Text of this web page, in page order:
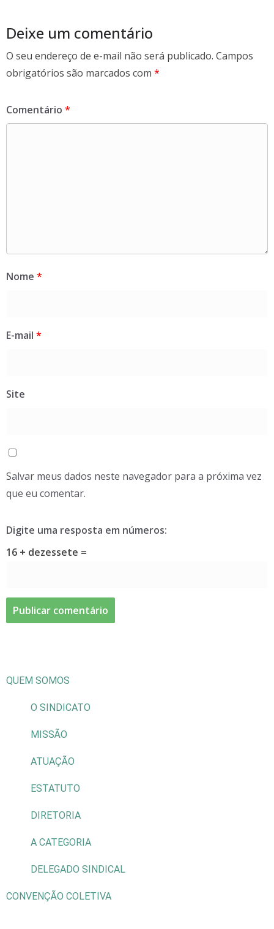
k
Deixe um comentário
O seu endereço de e-mail não será publicado. Campos
obrigatórios são marcados com *
Comentário *
Nome *
E-mail *
Site
Salvar meus dados neste navegador para a próxima vez
que eu comentar.
Digite uma resposta em números:
16 + dezessete =
QUEM SOMOS
O SINDICATO
MISSÃO
ATUAÇÃO
ESTATUTO
DIRETORIA
A CATEGORIA
DELEGADO SINDICAL
CONVENÇÃO COLETIVA